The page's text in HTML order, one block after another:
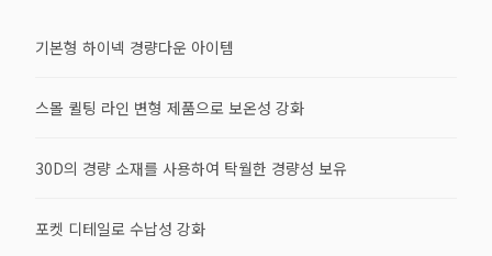
기본형 하이넥 경량다운 아이템
스몰 퀼팅 라인 변형 제품으로 보온성 강화
30D의 경량 소재를 사용하여 탁월한 경량성 보유
포켓 디테일로 수납성 강화